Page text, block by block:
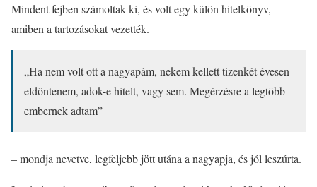
Mindent fejben számoltak ki, és volt egy külön hitelkönyv,
amiben a tartozásokat vezették.
„Ha nem volt ott a nagyapám, nekem kellett tizenkét évesen
eldöntenem, adok-e hitelt, vagy sem. Megérzésre a legtöbb
embernek adtam”
– mondja nevetve, legfeljebb jött utána a nagyapja, és jól leszúrta.